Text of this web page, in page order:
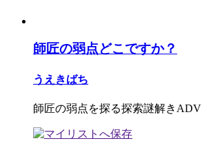
師匠の弱点どこですか？
うえきばち
師匠の弱点を探る探索謎解きADV